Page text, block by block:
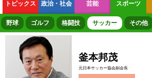
トピックス 政治・社会 芸能 スポーツ
ボートレース 競輪 オートレース
野球 ゴルフ 格闘技 サッカー その他
釜本邦茂
元日本サッカー協会副会長